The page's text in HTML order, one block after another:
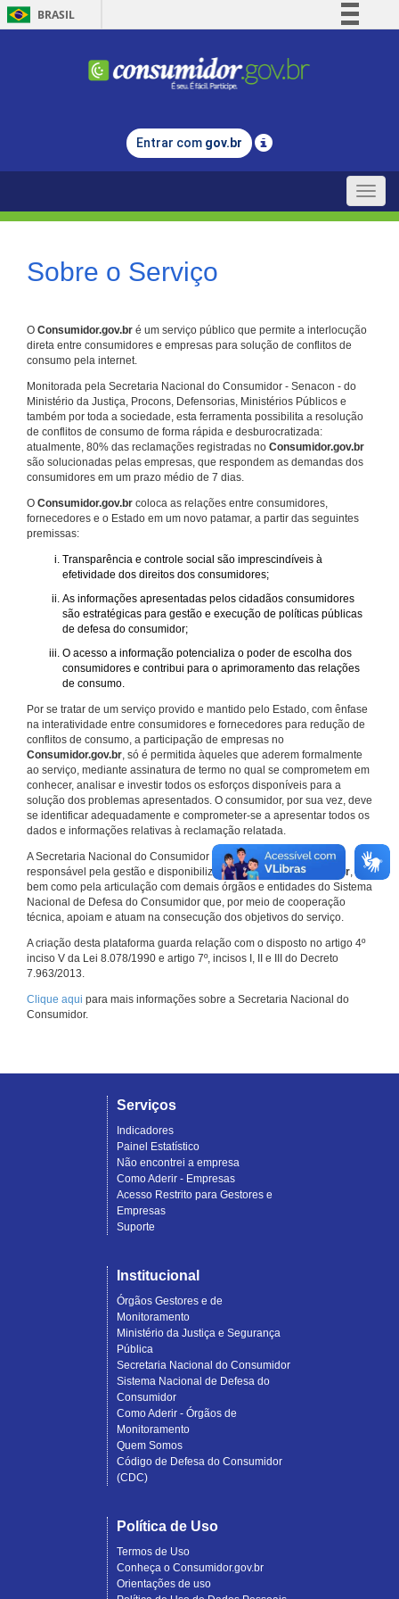
BRASIL
Comunica BR
Legislação
Entrar com gov.br
Toggle
Sobre o Serviço
O Consumidor.gov.br é um serviço público que permite a interlocução
direta entre consumidores e empresas para solução de conflitos de
consumo pela internet.
Monitorada pela Secretaria Nacional do Consumidor - Senacon - do
Ministério da Justiça, Procons, Defensorias, Ministérios Públicos e
também por toda a sociedade, esta ferramenta possibilita a resolução
de conflitos de consumo de forma rápida e desburocratizada:
atualmente, 80% das reclamações registradas no Consumidor.gov.br
são solucionadas pelas empresas, que respondem as demandas dos
consumidores em um prazo médio de 7 dias.
O Consumidor.gov.br coloca as relações entre consumidores,
fornecedores e o Estado em um novo patamar, a partir das seguintes
premissas:
Transparência e controle social são imprescindíveis à
efetividade dos direitos dos consumidores;
As informações apresentadas pelos cidadãos consumidores
são estratégicas para gestão e execução de políticas públicas
de defesa do consumidor;
O acesso a informação potencializa o poder de escolha dos
consumidores e contribui para o aprimoramento das relações
de consumo.
Por se tratar de um serviço provido e mantido pelo Estado, com ênfase
na interatividade entre consumidores e fornecedores para redução de
conflitos de consumo, a participação de empresas no
Consumidor.gov.br, só é permitida àqueles que aderem formalmente
ao serviço, mediante assinatura de termo no qual se comprometem em
conhecer, analisar e investir todos os esforços disponíveis para a
solução dos problemas apresentados. O consumidor, por sua vez, deve
se identificar adequadamente e comprometer-se a apresentar todos os
dados e informações relativas à reclamação relatada.
A Secretaria Nacional do Consumidor do Ministério da Justiça é a
responsável pela gestão e disponibilização doConsumidor.gov.br,
bem como pela articulação com demais órgãos e entidades do Sistema
Nacional de Defesa do Consumidor que, por meio de cooperação
técnica, apoiam e atuam na consecução dos objetivos do serviço.
A criação desta plataforma guarda relação com o disposto no artigo 4º
inciso V da Lei 8.078/1990 e artigo 7º, incisos I, II e III do Decreto
7.963/2013.
Clique aqui para mais informações sobre a Secretaria Nacional do
Consumidor.
Serviços
Indicadores
Painel Estatístico
Não encontrei a empresa
Como Aderir - Empresas
Acesso Restrito para Gestores e
Empresas
Suporte
Institucional
Órgãos Gestores e de
Monitoramento
Ministério da Justiça e Segurança
Pública
Secretaria Nacional do Consumidor
Sistema Nacional de Defesa do
Consumidor
Como Aderir - Órgãos de
Monitoramento
Quem Somos
Código de Defesa do Consumidor
(CDC)
Política de Uso
Termos de Uso
Conheça o Consumidor.gov.br
Orientações de uso